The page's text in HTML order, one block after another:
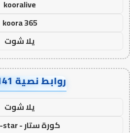
kooralive
koora 365
يلا شوت
روابط نصية AA90141
يلا شوت
كورة ستار - koora-star